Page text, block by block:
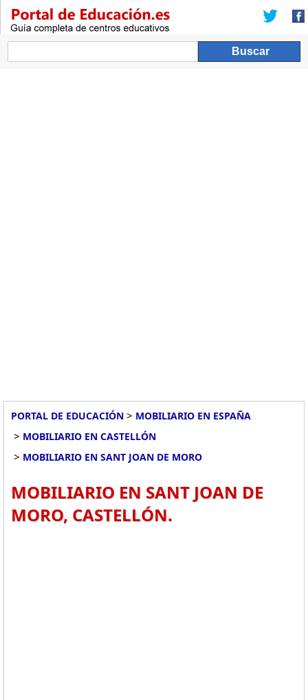
PORTAL DE EDUCACIÓN > MOBILIARIO EN ESPAÑA
> MOBILIARIO EN CASTELLÓN
> MOBILIARIO EN SANT JOAN DE MORO
MOBILIARIO EN SANT JOAN DE
MORO, CASTELLÓN.